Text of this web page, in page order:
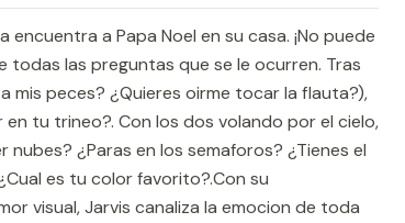
encuentra a Papa Noel en su casa. ¡No puede
todas las preguntas que se le ocurren. Tras
mis peces? ¿Quieres oirme tocar la flauta?),
tu trineo?. Con los dos volando por el cielo,
¿Paras en los semaforos? ¿Tienes el
es tu color favorito?.Con su
visual, Jarvis canaliza la emocion de toda